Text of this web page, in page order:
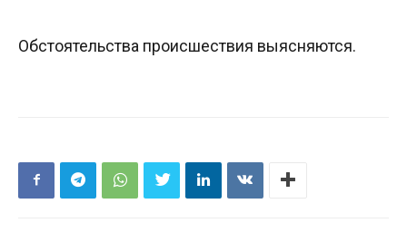
Обстоятельства происшествия выясняются.